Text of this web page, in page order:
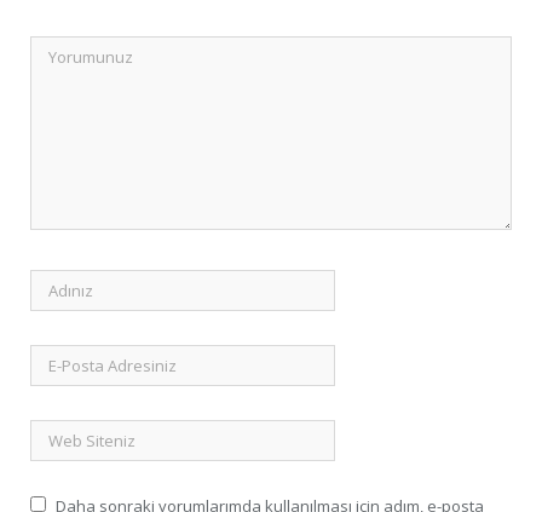
Daha sonraki yorumlarımda kullanılması için adım, e-posta